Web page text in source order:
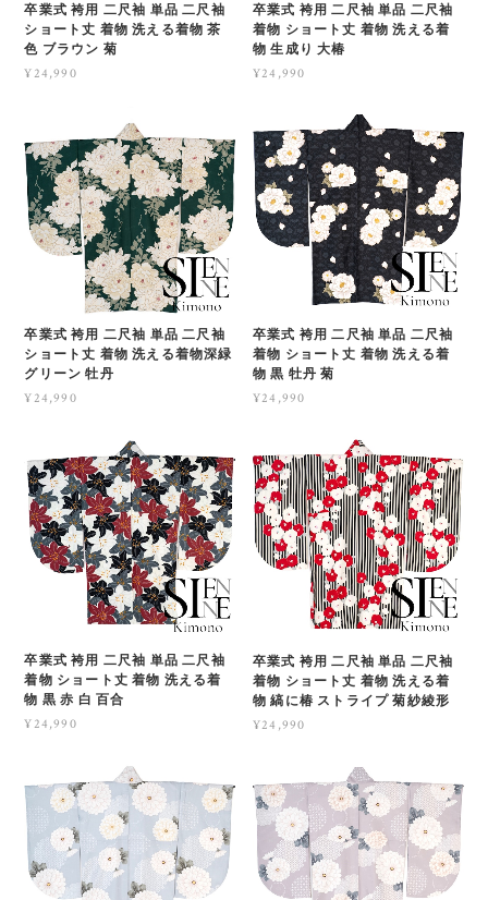
卒業式 袴用 二尺袖 単品 二尺袖
ショート丈 着物 洗える着物 茶
色 ブラウン 菊
¥24,990
卒業式 袴用 二尺袖 単品 二尺袖
着物 ショート丈 着物 洗える着
物 生成り 大椿
¥24,990
卒業式 袴用 二尺袖 単品 二尺袖
ショート丈 着物 洗える着物深緑
グリーン 牡丹
¥24,990
卒業式 袴用 二尺袖 単品 二尺袖
着物 ショート丈 着物 洗える着
物 黒 牡丹 菊
¥24,990
卒業式 袴用 二尺袖 単品 二尺袖
着物 ショート丈 着物 洗える着
物 黒 赤 白 百合
¥24,990
卒業式 袴用 二尺袖 単品 二尺袖
着物 ショート丈 着物 洗える着
物 縞に椿 ストライプ 菊紗綾形
¥24,990